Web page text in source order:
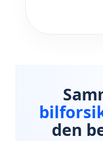
den